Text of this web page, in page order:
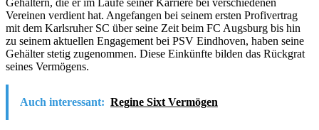
Vereinen verdient hat. Angefangen bei seinem ersten Profivertrag
mit dem Karlsruher SC über seine Zeit beim FC Augsburg bis hin
zu seinem aktuellen Engagement bei PSV Eindhoven, haben seine
Gehälter stetig zugenommen. Diese Einkünfte bilden das Rückgrat
seines Vermögens.
Auch interessant: Regine Sixt Vermögen